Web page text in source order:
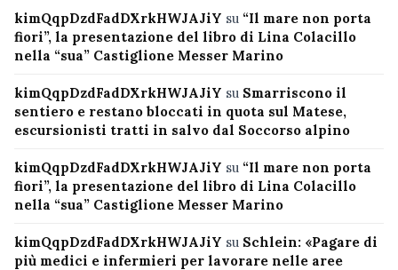
kimQqpDzdFadDXrkHWJAJiY su “Il mare non porta
fiori”, la presentazione del libro di Lina Colacillo
nella “sua” Castiglione Messer Marino
kimQqpDzdFadDXrkHWJAJiY su Smarriscono il
sentiero e restano bloccati in quota sul Matese,
escursionisti tratti in salvo dal Soccorso alpino
kimQqpDzdFadDXrkHWJAJiY su “Il mare non porta
fiori”, la presentazione del libro di Lina Colacillo
nella “sua” Castiglione Messer Marino
kimQqpDzdFadDXrkHWJAJiY su Schlein: «Pagare di
più medici e infermieri per lavorare nelle aree